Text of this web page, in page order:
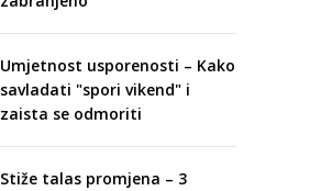
Umjetnost usporenosti – Kako
savladati "spori vikend" i
zaista se odmoriti
Stiže talas promjena – 3